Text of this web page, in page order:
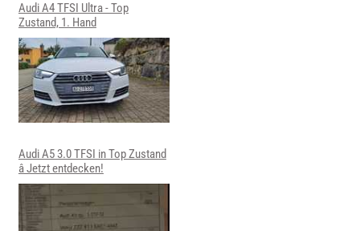
Audi A4 TFSI Ultra - Top
Zustand, 1. Hand
Audi A5 3.0 TFSI in Top Zustand
â Jetzt entdecken!